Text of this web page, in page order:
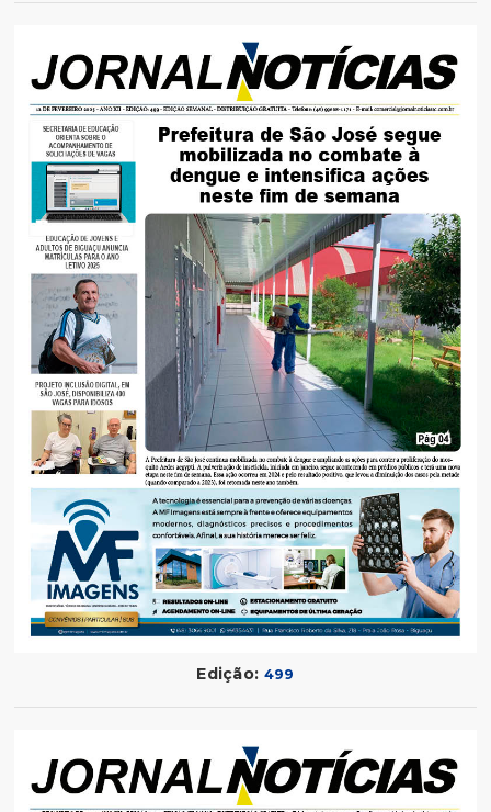
Edição: 499